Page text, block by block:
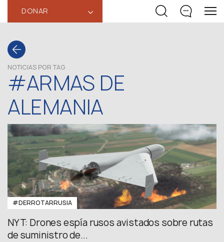
DONAR ‹
NOTICIAS POR TAG
#ARMAS DE
ALEMANIA
#DERROTARRUSIA
NYT: Drones espía rusos avistados sobre rutas
de suministro de...